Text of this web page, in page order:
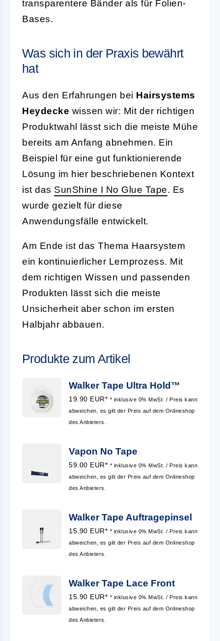
transparentere Bänder als für Folien-
Bases.
Was sich in der Praxis bewährt
hat
Aus den Erfahrungen bei Hairsystems
Heydecke wissen wir: Mit der richtigen
Produktwahl lässt sich die meiste Mühe
bereits am Anfang abnehmen. Ein
Beispiel für eine gut funktionierende
Lösung im hier beschriebenen Kontext
ist das SunShine I No Glue Tape. Es
wurde gezielt für diese
Anwendungsfälle entwickelt.
Am Ende ist das Thema Haarsystem
ein kontinuierlicher Lernprozess. Mit
dem richtigen Wissen und passenden
Produkten lässt sich die meiste
Unsicherheit aber schon im ersten
Halbjahr abbauen.
Produkte zum Artikel
Walker Tape Ultra Hold™
19.90 EUR* * inklusive 0% MwSt. / Preis kann
abweichen, es gilt der Preis auf dem Onlineshop
des Anbieters.
Vapon No Tape
59.00 EUR* * inklusive 0% MwSt. / Preis kann
abweichen, es gilt der Preis auf dem Onlineshop
des Anbieters.
Walker Tape Auftragepinsel
15.90 EUR* * inklusive 0% MwSt. / Preis kann
abweichen, es gilt der Preis auf dem Onlineshop
des Anbieters.
Walker Tape Lace Front
15.90 EUR* * inklusive 0% MwSt. / Preis kann
abweichen, es gilt der Preis auf dem Onlineshop
des Anbieters.